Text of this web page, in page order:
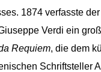
1874 verfasste
Verdi ein
Requiem, die dem
Schriftsteller